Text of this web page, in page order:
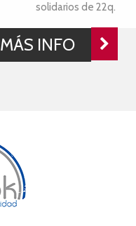
solidarios de 22q.
MÁS INFO